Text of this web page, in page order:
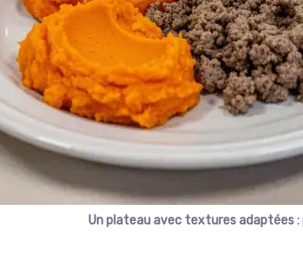
Un plateau avec textures adaptées